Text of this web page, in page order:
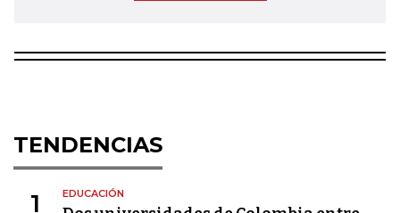
TENDENCIAS
1 EDUCACIÓN